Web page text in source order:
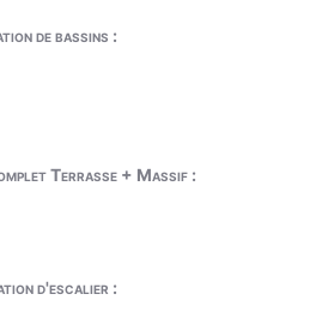
de bassins :
Terrasse + Massif :
d'escalier :